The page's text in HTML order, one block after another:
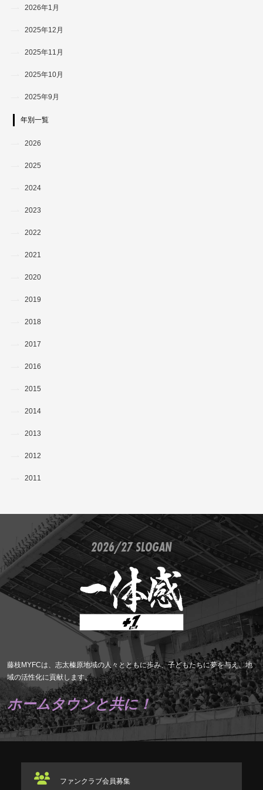
2026年1月
2025年12月
2025年11月
2025年10月
2025年9月
年別一覧
2026
2025
2024
2023
2022
2021
2020
2019
2018
2017
2016
2015
2014
2013
2012
2011
2026/27 SLOGAN
藤枝MYFCは、志太榛原地域の人々とともに歩み、子どもたちに夢を与え、地
域の活性化に貢献します。
ホームタウンと共に！
ファンクラブ会員募集